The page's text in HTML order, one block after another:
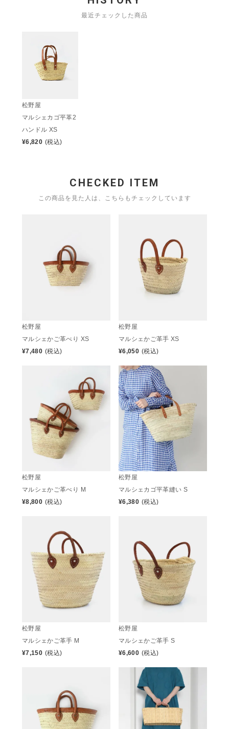
最近チェックした商品
松野屋
マルシェカゴ平革2
ハンドル XS
¥6,820 (税込)
CHECKED ITEM
この商品を見た人は、こちらもチェックしています
松野屋
マルシェかご革べり XS
¥7,480 (税込)
松野屋
マルシェかご革手 XS
¥6,050 (税込)
松野屋
マルシェかご革べり M
¥8,800 (税込)
松野屋
マルシェカゴ平革縫い S
¥6,380 (税込)
松野屋
マルシェかご革手 M
¥7,150 (税込)
松野屋
マルシェかご革手 S
¥6,600 (税込)